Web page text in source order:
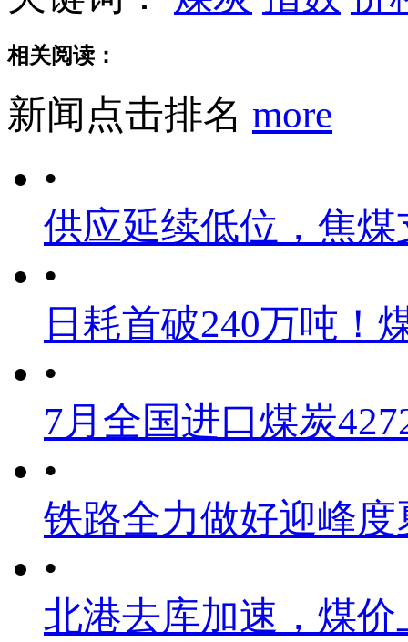
相关阅读：
新闻点击排名 more
•
供应延续低位，焦煤
•
日耗首破240万吨！
•
7月全国进口煤炭
•
铁路全力做好迎峰
•
北港去库加速，煤